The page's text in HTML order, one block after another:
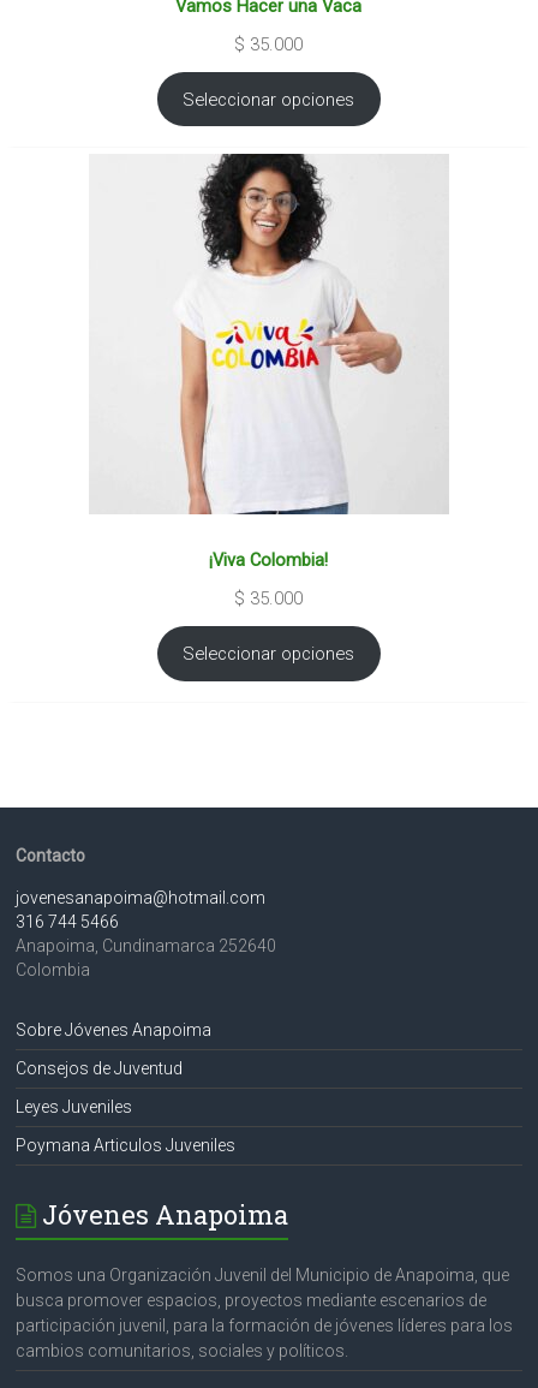
Vamos Hacer una Vaca
$ 35.000
Seleccionar opciones
¡Viva Colombia!
$ 35.000
Seleccionar opciones
Contacto
jovenesanapoima@hotmail.com
316 744 5466
Anapoima Cundinamarca 252640
Colombia
Sobre Jóvenes Anapoima
Consejos de Juventud
Leyes Juveniles
Poymana Articulos Juveniles
Jóvenes Anapoima
Somos una Organización Juvenil del Municipio de Anapoima, que
busca promover espacios, proyectos mediante escenarios de
participación juvenil, para la formación de jóvenes líderes para los
cambios comunitarios, sociales y políticos.